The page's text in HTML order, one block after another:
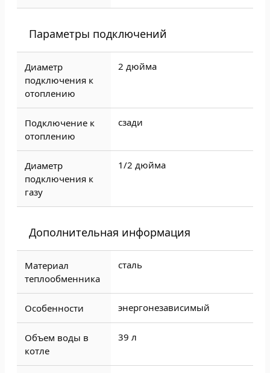
Параметры подключений
Диаметр
подключения к
отоплению
2 дюйма
Подключение к
отоплению
сзади
Диаметр
подключения к
газу
1/2 дюйма
Дополнительная информация
Материал
теплообменника
сталь
Особенности энергонезависимый
Объем воды в
котле
39 л